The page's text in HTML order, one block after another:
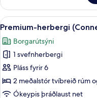
herbergi
(Connected)
Skoða
allar
myndir
fyrir
Premium-
herbergi
(Connected,
5
Premium-herbergi
Borgarútsýni
1 svefnherbergi
Pláss fyrir 6
2 meðalstór tvíbreið rúm
Ókeypis þráðlaust net